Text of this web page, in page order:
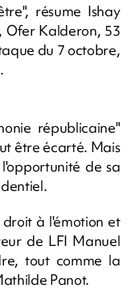
résume Ishay
Ofer Kalderon, 53
du 7 octobre,
républicaine"
être écarté. Mais
de sa
à l'émotion et
de LFI Manuel
tout comme la
Panot.